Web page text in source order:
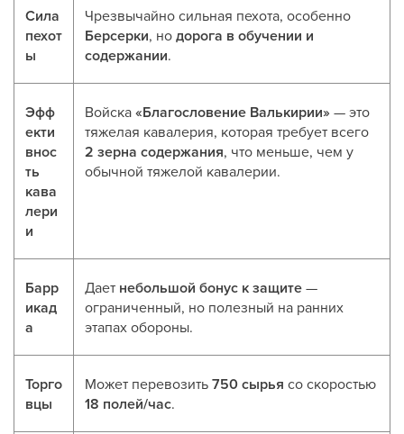
Сила
пехот
ы
Чрезвычайно сильная пехота, особенно
Берсерки, нодорога в обучении и
содержании.
Эфф
екти
внос
ть
кава
лери
и
Войска«Благословение Валькирии» — это
тяжелая кавалерия, которая требует всего
2 зерна содержания, что меньше, чем у
обычной тяжелой кавалерии.
Барр
икад
а
Дает небольшой бонус к защите—
ограниченный, но полезный на ранних
этапах обороны.
Торго
вцы
Может перевозить750 сырья со скоростью
18 полей/час.